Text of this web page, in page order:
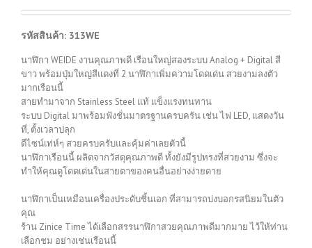
รหัสสินค้า: 313WE
นาฬิกา WEIDE งานคุณภาพดี เรือนใหญ่สองระบบ Analog + Digital สี
ขาว พร้อมปุ่มใหญ่สีแดงที่ 2 นาฬิกาเพิ่มความโดดเด่น สวยงามลงตัว
มากเรือนนี้
สายทำมาจาก Stainless Steel แท้ แข็งแรงทนทาน
ระบบ Digital มาพร้อมฟังชั่นมาตรฐานครบครัน เช่น ไฟ LED, แสดงวัน
ที่, ตั้งเวลาปลุก
ดีไซน์เท่ห์ๆ สวยครบครับและคุ้มค่าเลยตัวนี้
นาฬิกาเรือนนี้ ผลิตจากวัสดุคุณภาพดี ทั้งยังมีรูปทรงที่สวยงาม ซึ่งจะ
ทำให้คุณดูโดดเด่นในสายตาของคนอื่นอย่างง่ายดาย
นาฬิกาเป็นเหมือนเครื่องประดับชิ้นเอก ที่สามารถบ่งบอกรสนิยมในตัว
คุณ
ร้าน Zinice Time ได้เลือกสรรนาฬิกาสวยคุณภาพดีมากมาย ไว้ให้ท่าน
เลือกชม อย่างเช่นเรือนนี้